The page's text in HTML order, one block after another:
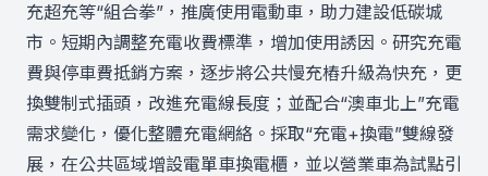
充超充等“組合拳”，推廣使用電動車，助力建設低碳城
市。短期內調整充電收費標準，增加使用誘因。研究充電
費與停車費抵銷方案，逐步將公共慢充樁升級為快充，更
換雙制式插頭，改進充電線長度；並配合“澳車北上”充電
需求變化，優化整體充電網絡。採取“充電+換電”雙線發
展，在公共區域增設電單車換電櫃，並以營業車為試點引